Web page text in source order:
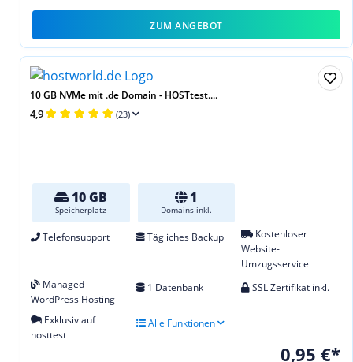
ZUM ANGEBOT
10 GB NVMe mit .de Domain - HOSTtest....
4,9 (23)
10 GB
Speicherplatz
1
Domains inkl.
Telefonsupport Tägliches Backup
Kostenloser
Website-
Umzugsservice
Managed
WordPress Hosting
1 Datenbank SSL Zertifikat inkl.
Exklusiv auf
hosttest
Alle Funktionen
0,95 €*